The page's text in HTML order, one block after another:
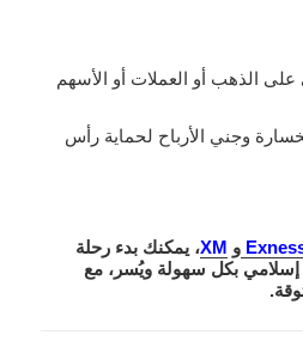
على الذهب أو العملات أو الأسهم
وجني الأرباح لحماية رأس
و XM، يمكنك بدء رحلة
إسلامي بكل سهولة ويُسر، مع